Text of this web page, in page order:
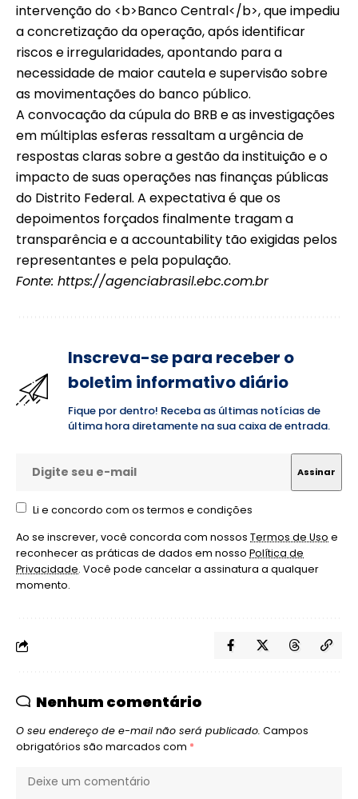
intervenção do <b>Banco Central</b>, que impediu
a concretização da operação, após identificar
riscos e irregularidades, apontando para a
necessidade de maior cautela e supervisão sobre
as movimentações do banco público.
A convocação da cúpula do BRB e as investigações
em múltiplas esferas ressaltam a urgência de
respostas claras sobre a gestão da instituição e o
impacto de suas operações nas finanças públicas
do Distrito Federal. A expectativa é que os
depoimentos forçados finalmente tragam a
transparência e a accountability tão exigidas pelos
representantes e pela população.
Fonte: https://agenciabrasil.ebc.com.br
Inscreva-se para receber o
boletim informativo diário
Fique por dentro! Receba as últimas notícias de
última hora diretamente na sua caixa de entrada.
Li e concordo com os termos e condições
Ao se inscrever, você concorda com nossos Termos de Uso e
reconhecer as práticas de dados em nosso Política de
Privacidade. Você pode cancelar a assinatura a qualquer
momento.
Nenhum comentário
O seu endereço de e-mail não será publicado. Campos
obrigatórios são marcados com *